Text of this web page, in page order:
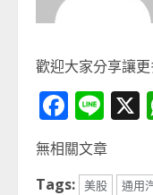
歡迎大家分享讓更
無相關文章
Tags: 美股 通用